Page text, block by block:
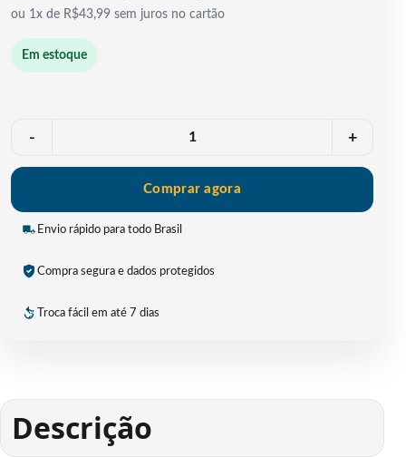
ou 1x de R$43,99 sem juros no cartão
Em estoque
- +
Comprar agora
Envio rápido para todo Brasil
Compra segura e dados protegidos
Troca fácil em até 7 dias
Descrição